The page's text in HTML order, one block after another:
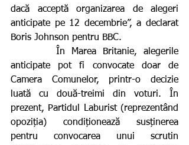
dacă acceptă organizarea de alegeri
anticipate pe 12 decembrie”, a declarat
Boris Johnson pentru BBC.
anticipate pot fi convocate doar de
Camera Comunelor, printr-o decizie
luată cu două-treimi din voturi. În
prezent, Partidul Laburist (reprezentând
opoziția) condiționează susținerea
pentru convocarea unui scrutin